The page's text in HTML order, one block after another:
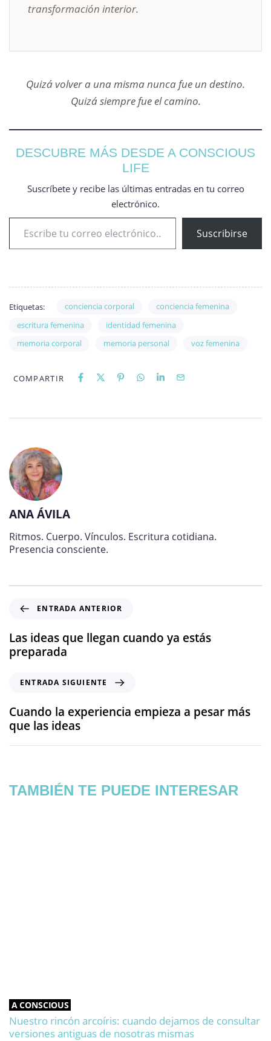
transformación interior.
Quizá volver a una misma nunca fue un destino.
Quizá siempre fue el camino.
DESCUBRE MÁS DESDE A CONSCIOUS
LIFE
Suscríbete y recibe las últimas entradas en tu correo
electrónico.
Suscribirse
Etiquetas: conciencia corporal
conciencia femenina
escritura femenina
identidad femenina
memoria corporal
memoria personal voz femenina
COMPARTIR
ANA ÁVILA
Ritmos. Cuerpo. Vínculos. Escritura cotidiana.
Presencia consciente.
ENTRADA ANTERIOR
Las ideas que llegan cuando ya estás
preparada
ENTRADA SIGUIENTE
Cuando la experiencia empieza a pesar más
que las ideas
TAMBIÉN TE PUEDE INTERESAR
A CONSCIOUS
Nuestro rincón arcoíris: cuando dejamos de consultar
versiones antiguas de nosotras mismas